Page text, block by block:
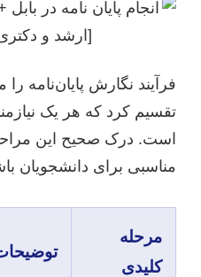
فرآیند نگارش پایان‌نامه
تقسیم کرد که هر یک
است. درک صحیح این
مناسبی برای دانشجویان
مرحله
کلیدی